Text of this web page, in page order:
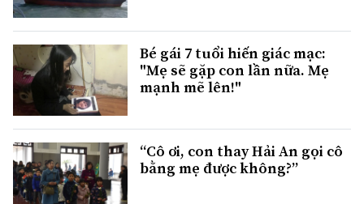
Bé gái 7 tuổi hiến giác mạc:
"Mẹ sẽ gặp con lần nữa. Mẹ
mạnh mẽ lên!"
“Cô ơi, con thay Hải An gọi cô
bằng mẹ được không?”